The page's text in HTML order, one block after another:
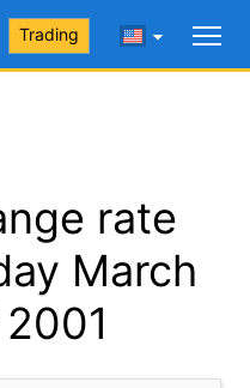
Trading
rate
March